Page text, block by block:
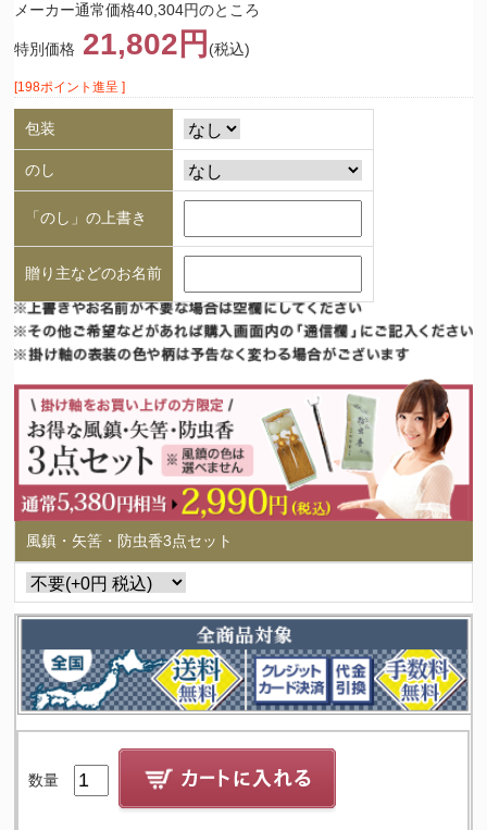
メーカー通常価格40,304円のところ
特別価格 21,802円 (税込)
[198ポイント進呈 ]
包装
のし
「のし」の上書き
贈り主などのお名前
風鎮・矢筈・防虫香3点セット
数量